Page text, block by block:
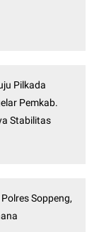
Pilkada
Pemkab.
Stabilitas
Soppeng,